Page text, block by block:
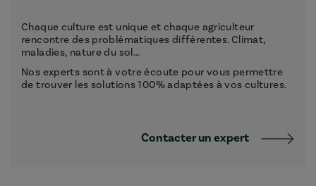
Chaque culture est unique et chaque agriculteur
rencontre des problématiques différentes. Climat,
maladies, nature du sol...
Nos experts sont à votre écoute pour vous permettre
de trouver les solutions 100% adaptées à vos cultures.
Contacter un expert